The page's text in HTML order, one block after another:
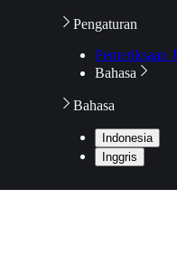
Pengaturan
Pemeriksaan
Bahasa
Bahasa
Indonesia
Inggris